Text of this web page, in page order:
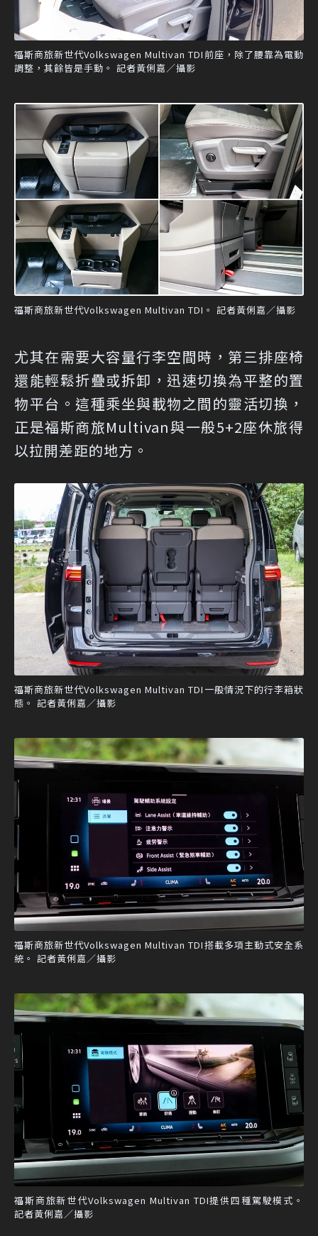
福斯商旅新世代Volkswagen Multivan TDI前座，除了腰靠為電動
調整，其餘皆是手動。 記者黃俐嘉／攝影
福斯商旅新世代Volkswagen Multivan TDI。 記者黃俐嘉／攝影
尤其在需要大容量行李空間時，第三排座椅
還能輕鬆折疊或拆卸，迅速切換為平整的置
物平台。這種乘坐與載物之間的靈活切換，
正是福斯商旅Multivan與一般5+2座休旅得
以拉開差距的地方。
福斯商旅新世代Volkswagen Multivan TDI一般情況下的行李箱狀
態。 記者黃俐嘉／攝影
福斯商旅新世代Volkswagen Multivan TDI搭載多項主動式安全系
統。 記者黃俐嘉／攝影
福斯商旅新世代Volkswagen Multivan TDI提供四種駕駛模式。
記者黃俐嘉／攝影